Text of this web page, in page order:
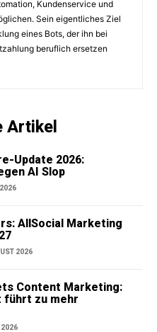
Kundenservice und
Sein eigentliches Ziel
eines Bots, der ihn bei
beruflich ersetzen
Artikel
Update 2026:
AI Slop
AllSocial Marketing
2026
Content Marketing:
führt zu mehr
2026